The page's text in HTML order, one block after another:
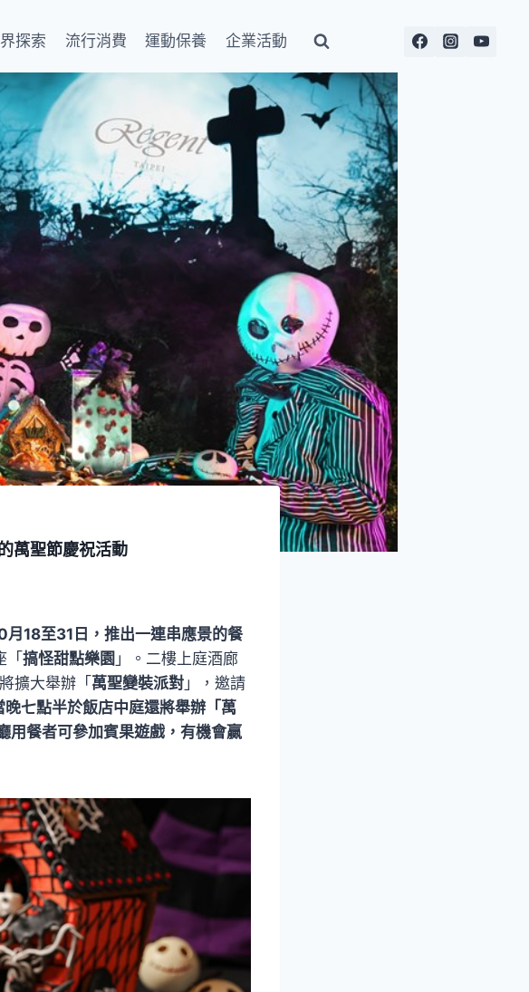
探索 流行消費 運動保養 企業活動
萬聖節慶祝活動
月18至31日，推出一連串應景的餐
「搞怪甜點樂園 」。二樓上庭酒廊
擴大舉辦「萬聖變裝派對 」，邀請
晚七點半於飯店中庭還將舉辦「萬
用餐者可參加賓果遊戲，有機會贏